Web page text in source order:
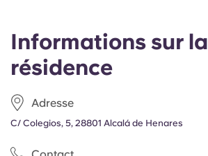
Informations sur la
résidence
Adresse
C/ Colegios, 5, 28801 Alcalá de Henares